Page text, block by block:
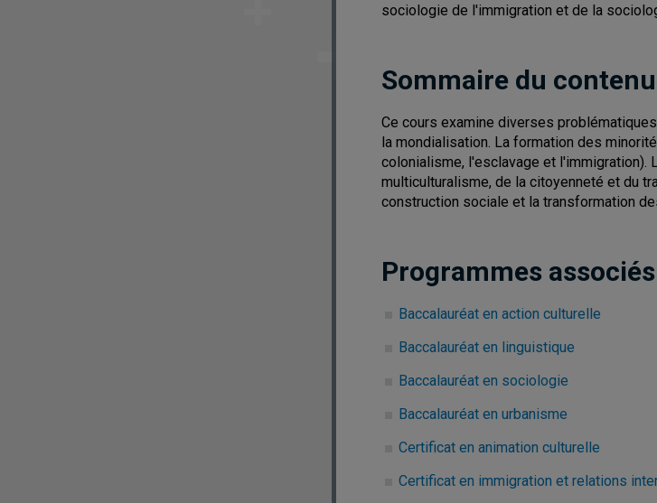
sociologie de l'immigration et de la
Sommaire du contenu
Ce cours examine diverses
la mondialisation. La formation des
colonialisme, l'esclavage et
multiculturalisme, de la citoyenneté et du
construction sociale et la transformation
Programmes
Baccalauréat en action culturelle
Baccalauréat en linguistique
Baccalauréat en sociologie
Baccalauréat en urbanisme
Certificat en animation culturelle
Certificat en immigration et relations